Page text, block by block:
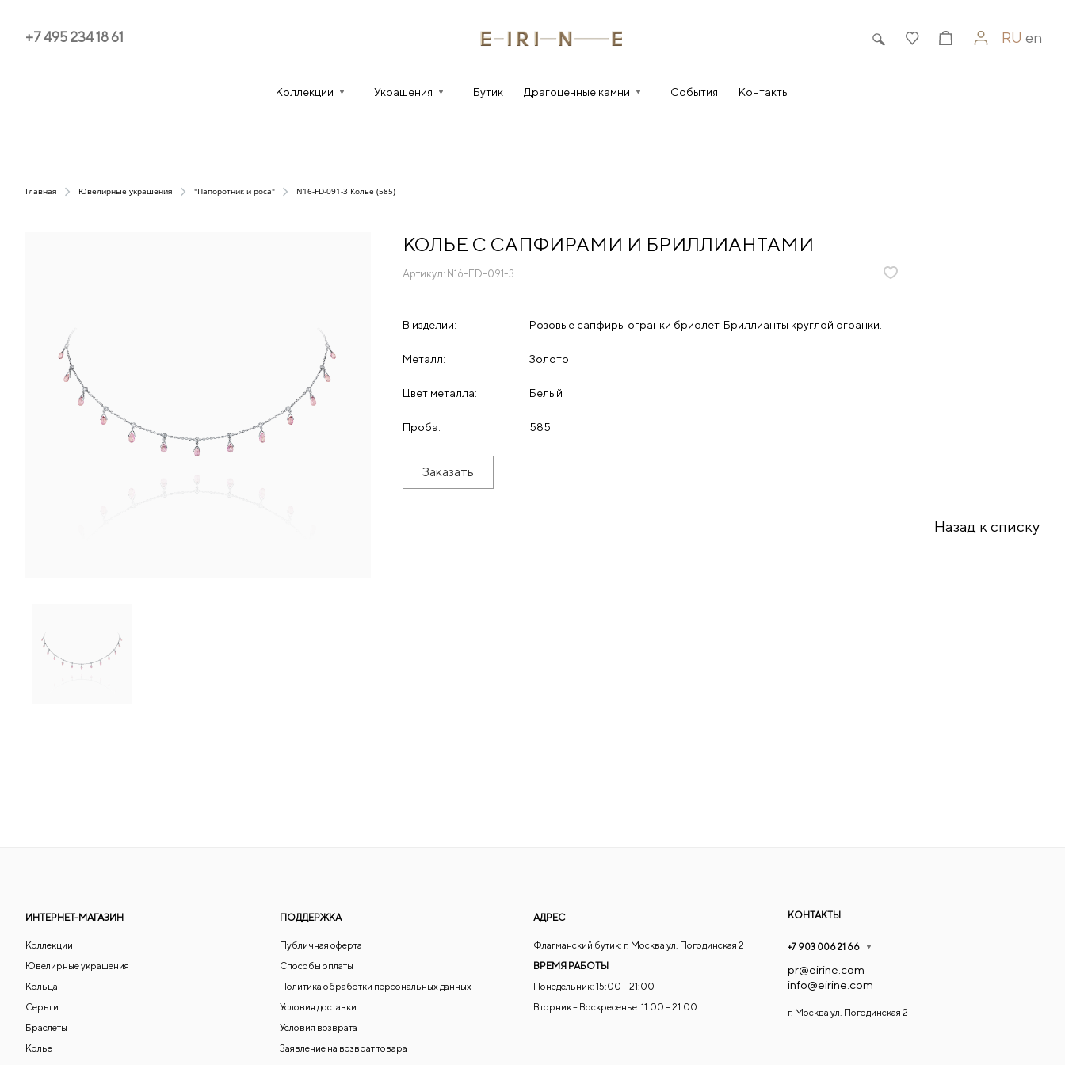
+7 495 234 18 61 RU en
Коллекции Украшения Бутик Драгоценные камни События Контакты
Главная Ювелирные украшения "Папоротник и роса" N16-FD-091-3 Колье (585)
КОЛЬЕ С САПФИРАМИ И БРИЛЛИАНТАМИ
Артикул: N16-FD-091-3
В изделии: Розовые сапфиры огранки бриолет. Бриллианты круглой огранки.
Металл: Золото
Цвет металла: Белый
Проба: 585
Заказать
Назад к списку
ИНТЕРНЕТ-МАГАЗИН
Коллекции
Ювелирные украшения
Кольца
Серьги
Браслеты
Колье
ПОДДЕРЖКА
Публичная оферта
Способы оплаты
Политика обработки персональных данных
Условия доставки
Условия возврата
Заявление на возврат товара
АДРЕС
Флагманский бутик: г. Москва ул. Погодинская 2
ВРЕМЯ РАБОТЫ
Понедельник: 15:00 – 21:00
Вторник – Воскресенье: 11:00 – 21:00
КОНТАКТЫ
+7 903 006 21 66
pr@eirine.com
info@eirine.com
г. Москва ул. Погодинская 2